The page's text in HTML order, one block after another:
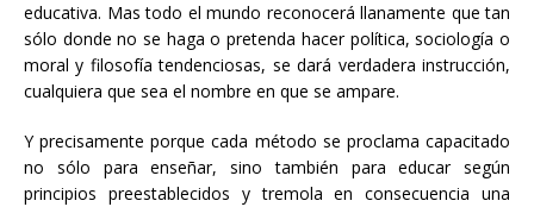
educativa. Mas todo el mundo reconocerá llanamente que tan
sólo donde no se haga o pretenda hacer política, sociología o
moral y filosofía tendenciosas, se dará verdadera instrucción,
cualquiera que sea el nombre en que se ampare.
Y precisamente porque cada método se proclama capacitado
no sólo para enseñar, sino también para educar según
principios preestablecidos y tremola en consecuencia una